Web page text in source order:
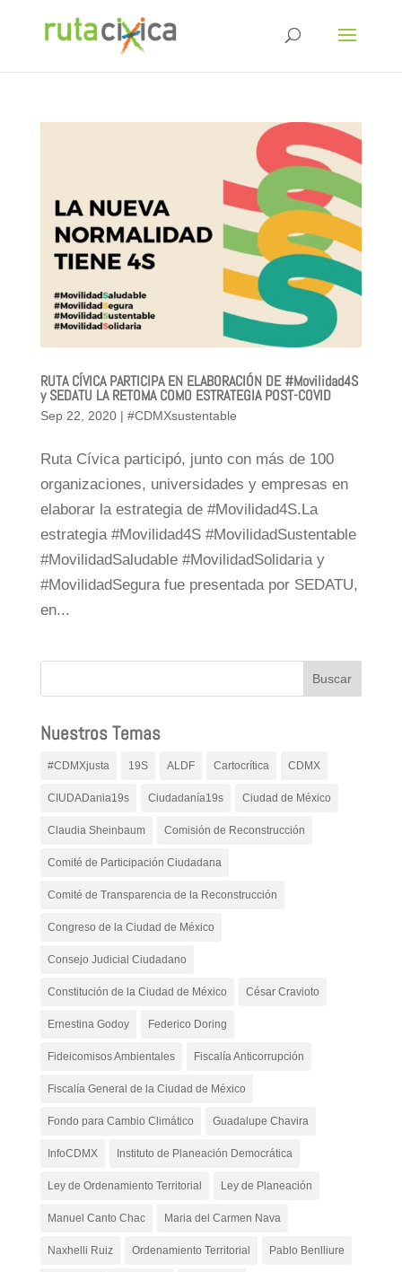
RUTA CÍVICA PARTICIPA EN ELABORACIÓN DE #Movilidad4S
y SEDATU LA RETOMA COMO ESTRATEGIA POST-COVID
Sep 22, 2020| #CDMXsustentable
Ruta Cívica participó, junto con más de 100
organizaciones, universidades y empresas en
elaborar la estrategia de #Movilidad4S.La
estrategia #Movilidad4S #MovilidadSustentable
#MovilidadSaludable #MovilidadSolidaria y
#MovilidadSegura fue presentada por SEDATU,
en...
Nuestros Temas
#CDMXjusta 19S ALDF Cartocrítica CDMX
CIUDADania19s Ciudadanía19s Ciudad de México
Claudia Sheinbaum Comisión de Reconstrucción
Comité de Participación Ciudadana
Comité de Transparencia de la Reconstrucción
Congreso de la Ciudad de México
Consejo Judicial Ciudadano
Constitución de la Ciudad de México César Cravioto
Ernestina Godoy Federico Doring
Fideicomisos Ambientales Fiscalía Anticorrupción
Fiscalía General de la Ciudad de México
Fondo para Cambio Climático Guadalupe Chavira
InfoCDMX Instituto de Planeación Democrática
Ley de Ordenamiento Territorial Ley de Planeación
Manuel Canto Chac Maria del Carmen Nava
Naxhelli Ruiz Ordenamiento Territorial Pablo Benlliure